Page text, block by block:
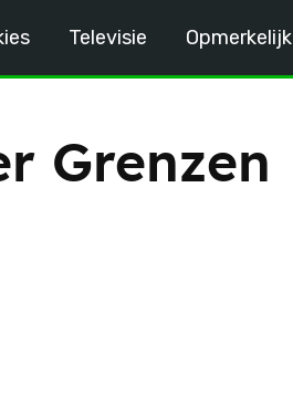
Televisie Opmerkelijk
Grenzen